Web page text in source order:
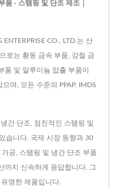
- 스탬핑 및 단조 제조 |
CO., LTD.는 산
로는 황동 금속 부품, 강철 금
품 및 알루미늄 압출 부품이
며, 모든 수준의 PPAP, IMDS
간 단조, 점진적인 스탬핑 및
습니다. 국제 시장 동향과 30
공, 스탬핑 및 냉간 단조 부품
까지 신속하게 응답합니다. 그
명한 제품입니다.